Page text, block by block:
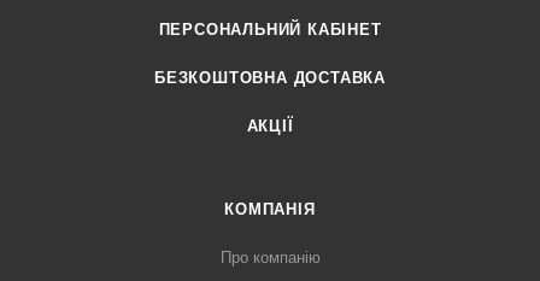
ПЕРСОНАЛЬНИЙ КАБІНЕТ
БЕЗКОШТОВНА ДОСТАВКА
АКЦІЇ
КОМПАНІЯ
Про компанію